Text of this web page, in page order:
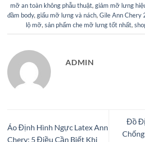
mỡ an toàn không phẫu thuật, giảm mỡ lưng
đầm body, giấu mỡ lưng và nách, Gile Ann Chery
lộ mỡ, sản phẩm che mỡ lưng tốt nhất,
ADMIN
Áo Định Hình Ngực Latex Ann
Chery: 5 Điều Cần Biết Khi
Đồ